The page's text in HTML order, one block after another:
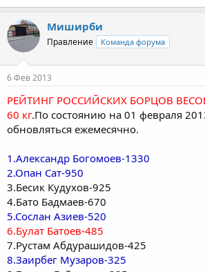
Миширби
Правление Команда форума
6 Фев 2013
РЕЙТИНГ РОССИЙСКИХ БОРЦОВ
60 кг.По состоянию на 01 февраля
обновляться ежемесячно.
1.Александр Богомоев-1330
2.Опан Сат-950
3.Бесик Кудухов-925
4.Бато Бадмаев-670
5.Сослан Азиев-520
6.Булат Батоев-485
7.Рустам Абдурашидов-425
8.Заирбег Музаров-325